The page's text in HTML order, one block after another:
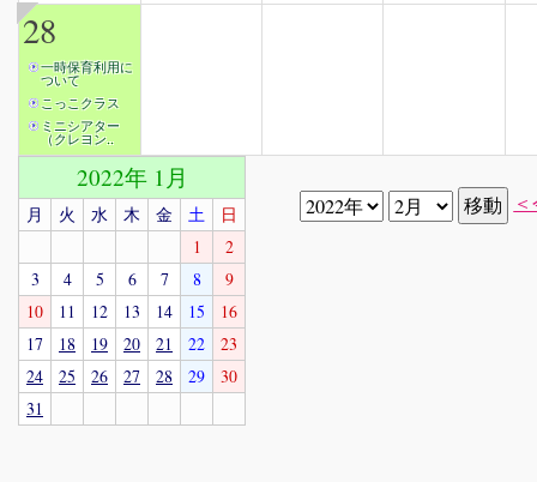
28
一時保育利用に
ついて
こっこクラス
ミニシアター
（クレヨン..
2022年 1月
月 火 水 木 金 土
日
1
2
3
4 5 6 7 8
9
10
11 12 13 14 15
16
17
18 19 20 21 22
23
24
25 26 27 28 29
30
31